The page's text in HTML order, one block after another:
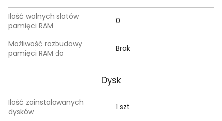
Ilość wolnych slotów
pamięci RAM
0
Możliwość rozbudowy
pamięci RAM do
Brak
Dysk
Ilość zainstalowanych
dysków
1 szt